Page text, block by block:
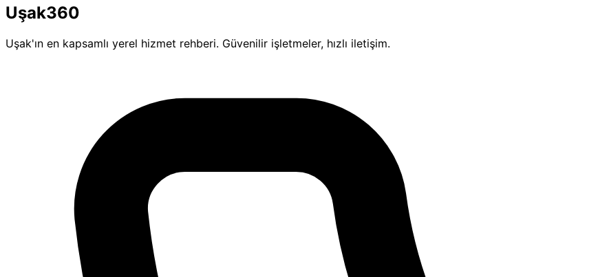
Uşak360
Uşak'ın en kapsamlı yerel hizmet rehberi. Güvenilir işletmeler, hızlı iletişim.